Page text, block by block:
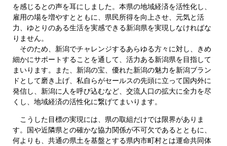
を感じるとの声を耳にしました。本県の地域経済を活性化し、
雇用の場を増やすとともに、県民所得を向上させ、元気と活
力、ゆとりのある生活を実感できる新潟県を実現しなければな
りません。
そのため、新潟でチャレンジするあらゆる方々に対し、きめ
細かにサポートすることを通して、活力ある新潟県を目指して
まいります。また、新潟の宝、優れた新潟の魅力を新潟ブラン
ドとして磨き上げ、私自らがセールスの先頭に立って国内外に
発信し、新潟に人を呼び込むなど、交流人口の拡大に全力を尽
くし、地域経済の活性化に繋げてまいります。
こうした目標の実現には、県の取組だけでは限界がありま
す。国や近隣県との確かな協力関係が不可欠であるとともに、
何よりも、共通の県土を基盤とする県内市町村とは運命共同体